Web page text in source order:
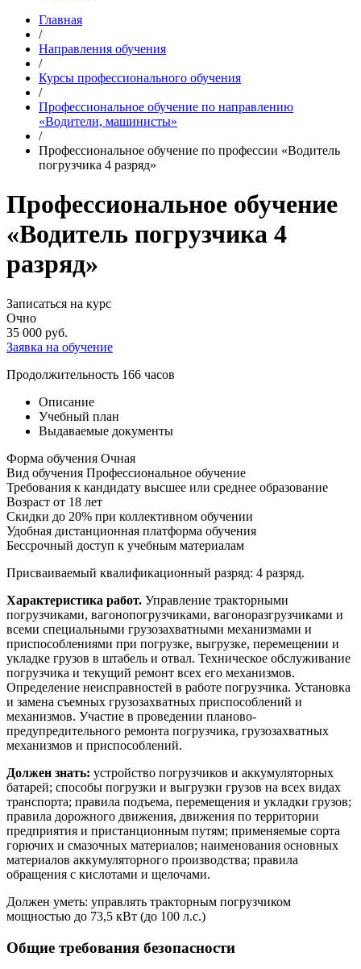
Главная
/
Направления обучения
/
Курсы профессионального обучения
/
Профессиональное обучение по направлению
«Водители, машинисты»
/
Профессиональное обучение по профессии «Водитель
погрузчика 4 разряд»
Профессиональное обучение
«Водитель погрузчика 4
разряд»
Записаться на курс
Очно
35 000 руб.
Заявка на обучение
Продолжительность 166 часов
Описание
Учебный план
Выдаваемые документы
Форма обучения Очная
Вид обучения Профессиональное обучение
Требования к кандидату высшее или среднее образование
Возраст от 18 лет
Скидки до 20% при коллективном обучении
Удобная дистанционная платформа обучения
Бессрочный доступ к учебным материалам
Присваиваемый квалификационный разряд: 4 разряд.
Характеристика работ. Управление тракторными
погрузчиками, вагонопогрузчиками, вагоноразгрузчиками и
всеми специальными грузозахватными механизмами и
приспособлениями при погрузке, выгрузке, перемещении и
укладке грузов в штабель и отвал. Техническое обслуживание
погрузчика и текущий ремонт всех его механизмов.
Определение неисправностей в работе погрузчика. Установка
и замена съемных грузозахватных приспособлений и
механизмов. Участие в проведении планово-
предупредительного ремонта погрузчика, грузозахватных
механизмов и приспособлений.
Должен знать: устройство погрузчиков и аккумуляторных
батарей; способы погрузки и выгрузки грузов на всех видах
транспорта; правила подъема, перемещения и укладки грузов;
правила дорожного движения, движения по территории
предприятия и пристанционным путям; применяемые сорта
горючих и смазочных материалов; наименования основных
материалов аккумуляторного производства; правила
обращения с кислотами и щелочами.
Должен уметь: управлять тракторным погрузчиком
мощностью до 73,5 кВт (до 100 л.с.)
Общие требования безопасности